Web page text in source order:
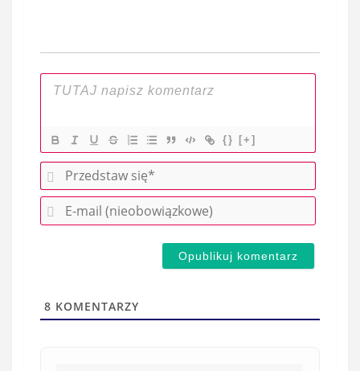
{} [+]
P
r
e
w
E
-
(
8 KOMENTARZY